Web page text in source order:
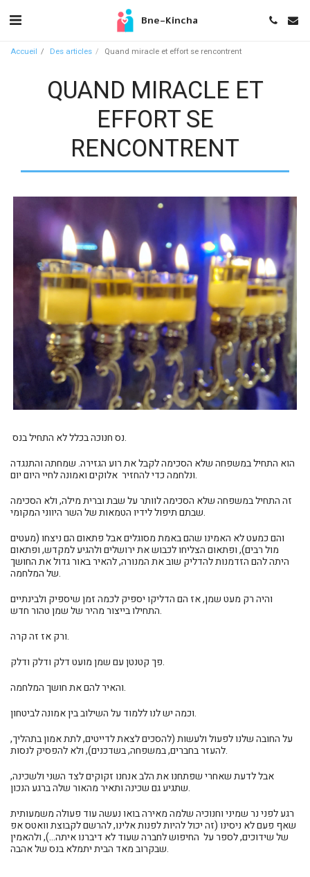
Bne-Kincha
Accueil Des articles Quand miracle et effort se rencontrent
QUAND MIRACLE ET
EFFORT SE
RENCONTRENT
נס חנוכה בכלל לא התחיל בנס.
הוא התחיל במשפחה שלא הסכימה לקבל את רוע הגזירה. שמחתה והתנגדה
ונלחמה כדי להחזיר אלוקים ואמונה לחיי היום יום.
זה התחיל במשפחה שלא הסכימה לוותר על שבת וברית מילה, ולא הסכימה
שבתם תיפול לידיו הטמאות של השר היווני המקומי.
והםכמעט לא האמינו שהם באמת מסוגלים אבל פתאום הם ניצחו (מעטים
מול רבים), ופתאום הצליחו לכבוש את ירושלים ולהגיע למקדש, ופתאום
היתה להם הזדמנות להדליק שוב את המנורה, להאיר באור גדול את החושך
של המלחמה.
והיה רק מעט שמן, אז הם הדליקו יספיק לכמה זמן שיספיק ולבינתיים
התחילו בייצור מהיר של שמן טהור חדש.
ורק אז זה קרה.
פך קטנטן עם שמן מועט דלק ודלק ודלק.
והאיר להם את חושך המלחמה.
וכמה יש לנו ללמוד על השילוב בין אמונה לביטחון.
על החובה שלנו לפעול ולעשות (להסכים לצאת לדייטים, לתת אמון בתהליך,
להעזר בחברים, במשפחה, בשדכנים), ולא להפסיק לנסות.
אבל לדעת שאחרי שפתחנו את הלב אנחנו זקוקים לצד השני ולשכינה,
שתגיע גם שכינה ותאיר מהאור שלה ברגע הנכון.
רגע לפני נר שמיני וחנוכיה שלמה מאירה בואו נעשה עוד פעולה משמעותית
שאף פעם לא ניסינו (זה יכול להיות לפנות אלינו, להרשם לקבוצת וואטס אפ
של שידוכים, לספר על החיפוש לחברה שעוד לא דיברנו איתה...), ולהאמין
שבקרוב מאד הבית יתמלא בנס של אהבה.